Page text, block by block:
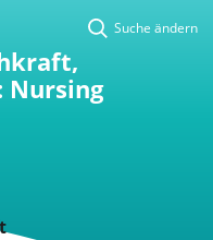
Suche ändern
Nursing